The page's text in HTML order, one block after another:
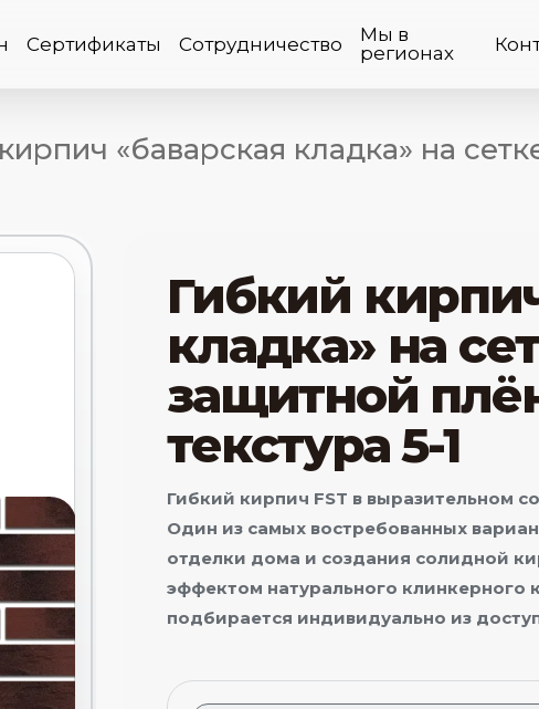
Сертификаты Сотрудничество
Мы в
регионах
«баварская кладка» на
Гибкий
кладка» на
защитной
текстура 5-1
Гибкий кирпич FST в выразительном
Один из самых востребованных
отделки дома и создания солидной
эффектом натурального клинкерного
подбирается индивидуально из